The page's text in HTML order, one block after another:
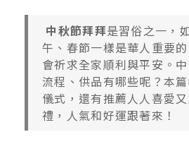
中秋節拜拜是習俗之一，
午、春節一樣是華人重要
會祈求全家順利與平安。
流程、供品有哪些呢？本
儀式，還有推薦人人喜愛
禮，人氣和好運跟著來！